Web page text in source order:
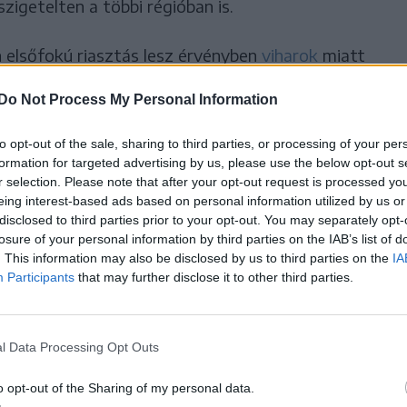
Do Not Process My Personal Information
opt-out of the sale, sharing to third parties, or processing of your
for targeted advertising by us, please use the below opt-out
selection. Please note that after your opt-out request is processed
interest-based ads based on personal information utilized by us
to third parties prior to your opt-out. You may separately
of your personal information by third parties on the IAB’s list of
This information may also be disclosed by us to third parties on the
Participants that may further disclose it to other third parties.
Data Processing Opt Outs
opt-out of the Sharing of my personal data.
a többi régióban is.
riasztás lesz érvényben viharok miatt
elérheti az 50-70
helyenként pedig akár a
(négyzetméterenként 15-20 liter,
és jégesőre is számítani lehet – írja az